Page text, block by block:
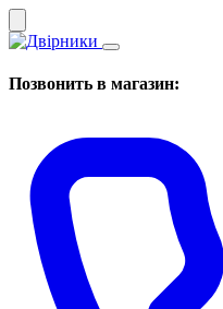
Позвонить в магазин: